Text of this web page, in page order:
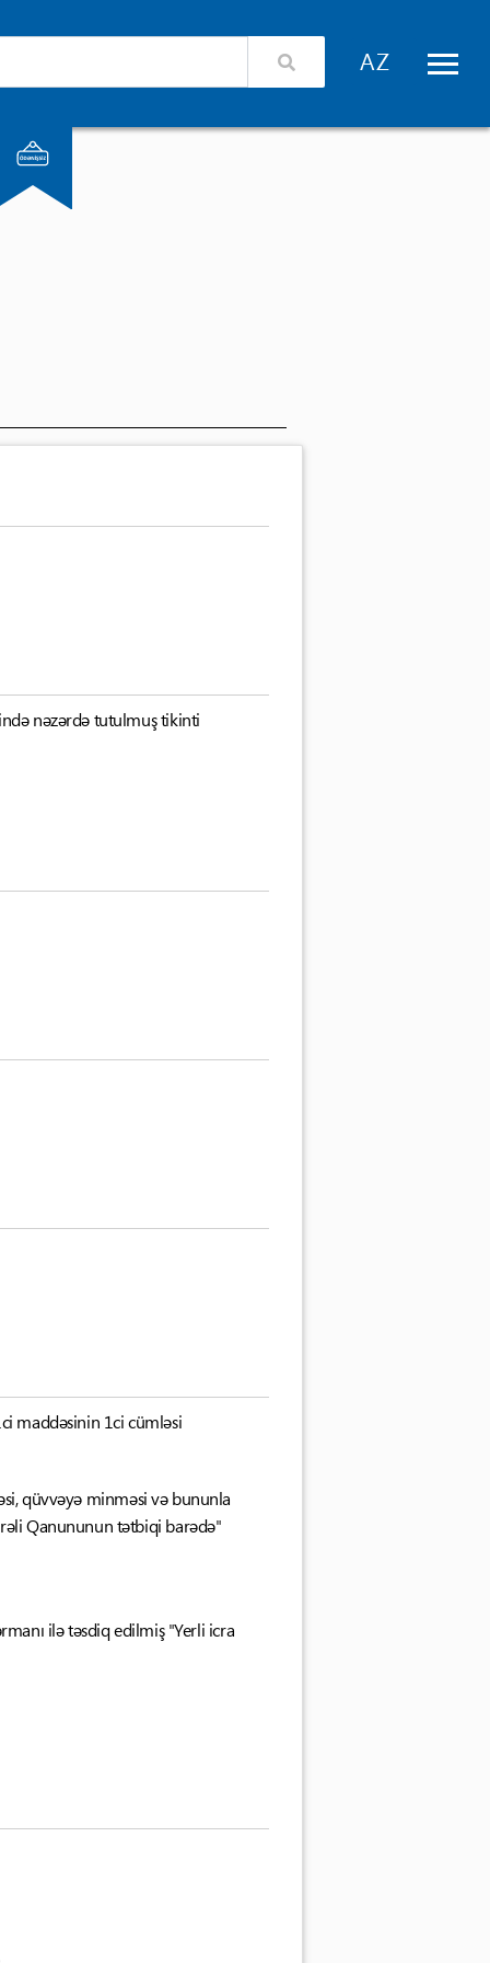
Xidmət təminatçıları üçün giriş
nəzərdə tutulmuş tikinti
maddəsinin 1ci cümləsi
qüvvəyə minməsi və bununla
Qanununun tətbiqi barədə"
ilə təsdiq edilmiş "Yerli icra